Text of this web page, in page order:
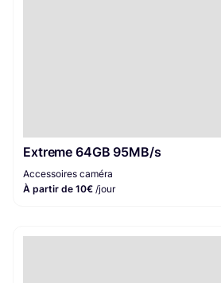
Extreme 64GB 95MB/s
Accessoires caméra
À partir de 10€ /jour